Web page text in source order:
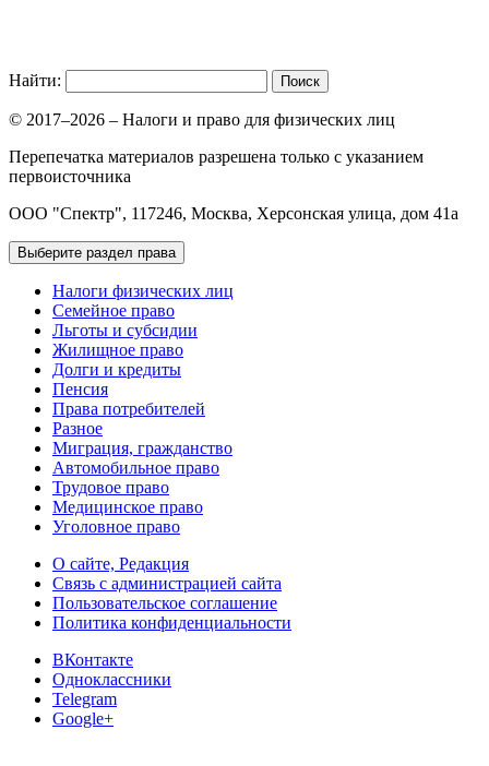
Найти:
© 2017–2026 – Налоги и право для физических лиц
Перепечатка материалов разрешена только с указанием
первоисточника
ООО "Спектр", 117246, Москва, Херсонская улица, дом 41а
Выберите раздел права
Налоги физических лиц
Семейное право
Льготы и субсидии
Жилищное право
Долги и кредиты
Пенсия
Права потребителей
Разное
Миграция, гражданство
Автомобильное право
Трудовое право
Медицинское право
Уголовное право
О сайте, Редакция
Связь с администрацией сайта
Пользовательское соглашение
Политика конфиденциальности
ВКонтакте
Одноклассники
Telegram
Google+